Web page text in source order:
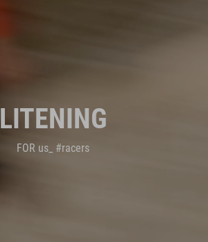
LITENING
FOR us_ #racers